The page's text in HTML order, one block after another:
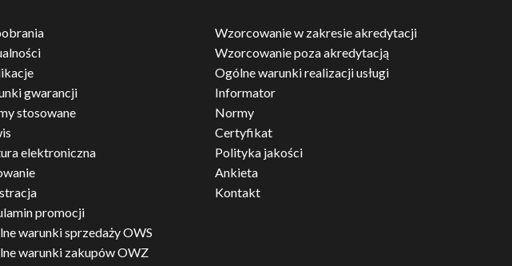
gwarancji
stosowane
elektroniczna
promocji
warunki sprzedaży OWS
warunki zakupów OWZ
Wzorcowanie w zakresie akredytacji
Wzorcowanie poza akredytacją
Ogólne warunki realizacji usługi
Informator
Normy
Certyfikat
Polityka jakości
Ankieta
Kontakt